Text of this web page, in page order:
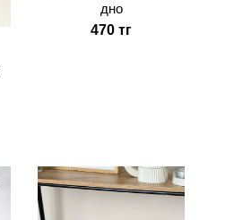
дно
470 тг